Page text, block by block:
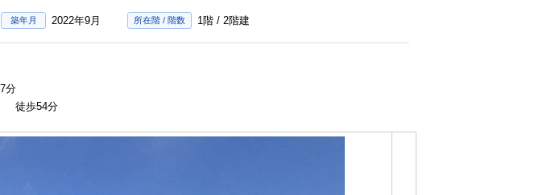
築年月 2022年9月 所在階 / 階数 1階 / 2階建
分
徒歩54分